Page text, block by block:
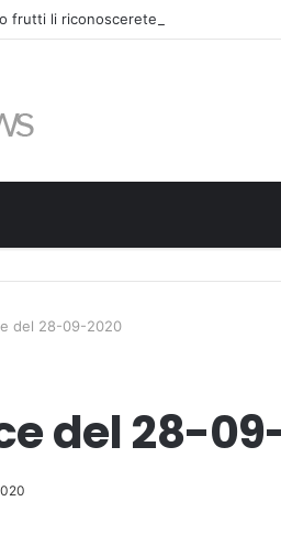
frutti li riconoscerete
del 28-09-2020
del 28-